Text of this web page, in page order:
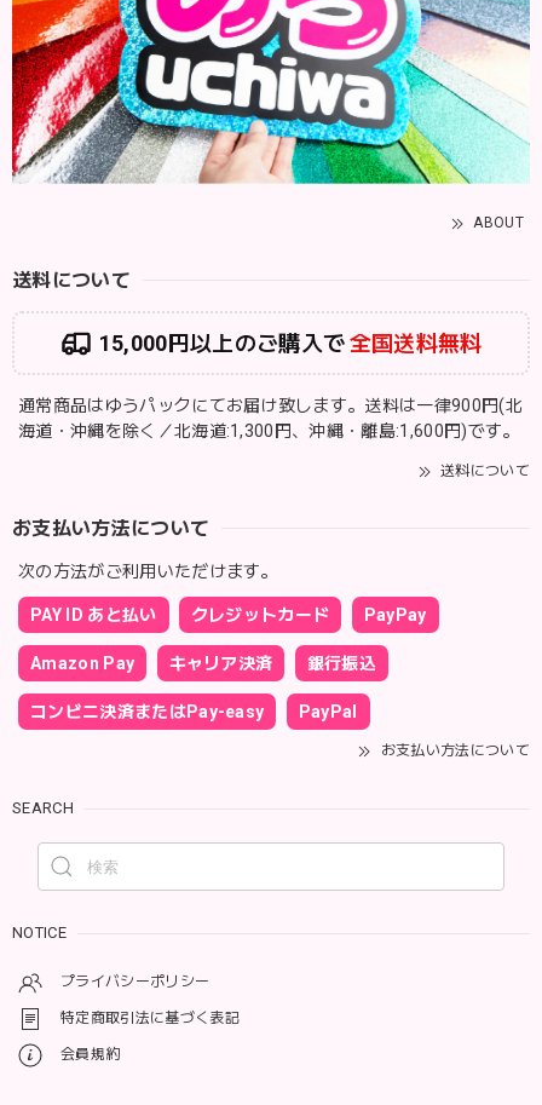
ABOUT
送料について
15,000円以上のご購入で全国送料無料
通常商品はゆうパックにてお届け致します。送料は一律900円(北
海道・沖縄を除く／北海道:1,300円、沖縄・離島:1,600円)です。
送料について
お支払い方法について
次の方法がご利用いただけます。
PAY ID あと払い クレジットカード PayPay
Amazon Pay キャリア決済 銀行振込
コンビニ決済またはPay-easy PayPal
お支払い方法について
SEARCH
NOTICE
プライバシーポリシー
特定商取引法に基づく表記
会員規約